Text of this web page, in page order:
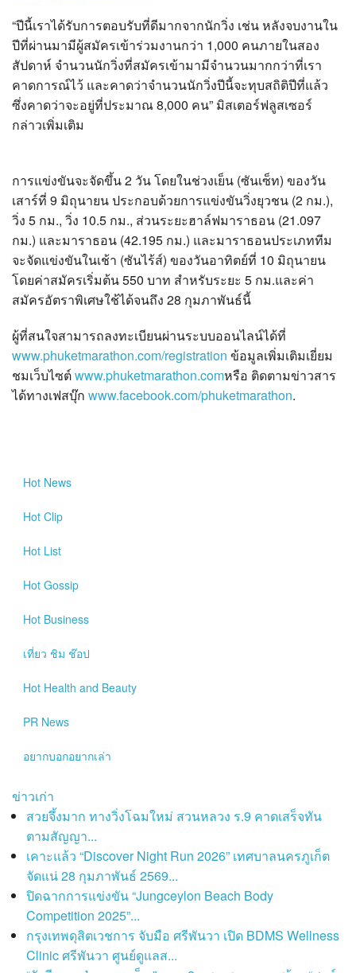
“ปีนี้เราได้รับการตอบรับที่ดีมากจากนักวิ่ง เช่น หลังจบงานใน
ปีที่ผ่านมามีผู้สมัครเข้าร่วมงานกว่า 1,000 คนภายในสอง
สัปดาห์ จำนวนนักวิ่งที่สมัครเข้ามามีจำนวนมากกว่าที่เรา
คาดการณ์ไว้ และคาดว่าจำนวนนักวิ่งปีนี้จะทุบสถิติปีที่แล้ว
ซึ่งคาดว่าจะอยู่ที่ประมาณ 8,000 คน” มิสเตอร์ฟลูสเซอร์
กล่าวเพิ่มเติม
การแข่งขันจะจัดขึ้น 2 วัน โดยในช่วงเย็น (ซันเซ็ท) ของวัน
เสาร์ที่ 9 มิถุนายน ประกอบด้วยการแข่งขันวิ่งยุวชน (2 กม.),
วิ่ง 5 กม., วิ่ง 10.5 กม., ส่วนระยะฮาล์ฟมาราธอน (21.097
กม.) และมาราธอน (42.195 กม.) และมาราธอนประเภททีม
จะจัดแข่งขันในเช้า (ซันไร้ส์) ของวันอาทิตย์ที่ 10 มิถุนายน
โดยค่าสมัครเริ่มต้น 550 บาท สำหรับระยะ 5 กม.และค่า
สมัครอัตราพิเศษใช้ได้จนถึง 28 กุมภาพันธ์นี้
ผู้ที่สนใจสามารถลงทะเบียนผ่านระบบออนไลน์ได้ที่
www.phuketmarathon.com/registration ข้อมูลเพิ่มเติมเยี่ยม
ชมเว็บไซต์www.phuketmarathon.comหรือ ติดตามข่าวสาร
ได้ทางเฟสบุ๊ก www.facebook.com/phuketmarathon.
Hot News
Hot Clip
Hot List
Hot Gossip
Hot Business
เที่ยว ชิม ช๊อป
Hot Health and Beauty
PR News
อยากบอกอยากเล่า
ข่าวเก่า
สวยจึ้งมาก ทางวิ่งโฉมใหม่ สวนหลวง ร.9 คาดเสร็จทัน
ตามสัญญา...
เคาะแล้ว “Discover Night Run 2026” เทศบาลนครภูเก็ต
จัดแน่ 28 กุมภาพันธ์ 2569...
ปิดฉากการแข่งขัน “Jungceylon Beach Body
Competition 2025”...
กรุงเทพดุสิตเวชการ จับมือ ศรีพันวา เปิด BDMS Wellness
Clinic ศรีพันวา ศูนย์ดูแลส...